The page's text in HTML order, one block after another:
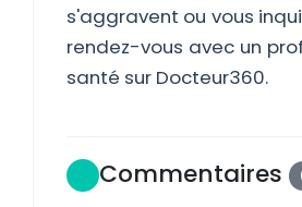
s'aggravent ou vous
rendez-vous avec un
santé sur Docteur360.
Commentaires